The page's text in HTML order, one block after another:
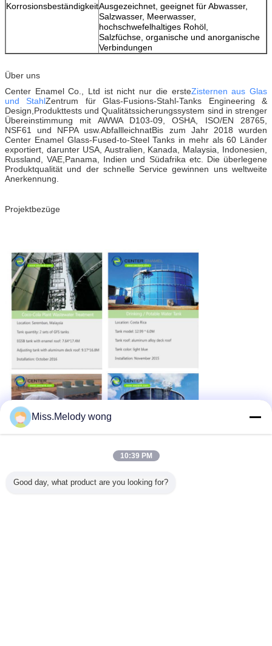
KorrosionsbeständigkeitAusgezeichnet, geeignet für Abwasser,
Salzwasser, Meerwasser,
hochschwefelhaltiges Rohöl,
Salzfüchse, organische und anorganische
Verbindungen
Über uns
Center Enamel Co., Ltd ist nicht nur die ersteZisternen aus Glas
und StahlZentrum für Glas-Fusions-Stahl-Tanks Engineering &
Design,Produkttests und Qualitätssicherungssystem sind in strenger
Übereinstimmung mit AWWA D103-09, OSHA, ISO/EN 28765,
NSF61 und NFPA usw.AbfallleichnatBis zum Jahr 2018 wurden
Center Enamel Glass-Fused-to-Steel Tanks in mehr als 60 Länder
exportiert, darunter USA, Australien, Kanada, Malaysia, Indonesien,
Russland, VAE,Panama, Indien und Südafrika etc. Die überlegene
Produktqualität und der schnelle Service gewinnen uns weltweite
Anerkennung.
Projektbezüge
Miss.Melody wong
10:39 PM
Good day, what product are you looking for?